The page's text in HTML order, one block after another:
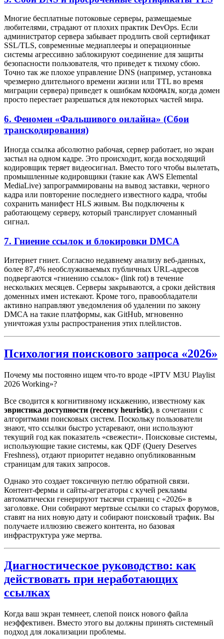
Многие бесплатные потоковые серверы, размещаемые
любителями, страдают от плохих практик DevOps. Если
администратор сервера забывает продлить свой сертификат
SSL/TLS, современные медиаплееры и операционные
системы агрессивно заблокируют соединение для защиты
безопасности пользователя, что приведет к тихому сбою.
Точно так же плохое управление DNS (например, установка
чрезмерно длительного времени жизни или TTL во время
миграции сервера) приведет к ошибкам NXDOMAIN, когда домен
просто перестает разрешаться для некоторых частей мира.
6. Феномен «Фальшивого онлайна» (Сбои
транскодирования)
Иногда ссылка абсолютно рабочая, сервер работает, но экран
застыл на одном кадре. Это происходит, когда восходящий
кодировщик теряет видеосигнал. Вместо того чтобы вылетать,
промышленные кодировщики (такие как AWS Elemental
MediaLive) запрограммированы на вывод заставки, черного
кадра или повторение последнего известного кадра, чтобы
сохранить манифест HLS живым. Вы подключены к
работающему серверу, который транслирует сломанный
сигнал.
7. Гниение ссылок и блокировки DMCA
Интернет гниет. Согласно недавнему анализу веб-данных,
более 87,4% необслуживаемых публичных URL-адресов
подвергаются «гниению ссылок» (link rot) в течение
нескольких месяцев. Серверы закрываются, а сроки действия
доменных имен истекают. Кроме того, правообладатели
активно направляют уведомления об удалении по закону
DMCA на такие платформы, как GitHub, мгновенно
уничтожая узлы распространения этих плейлистов.
Психология поискового запроса «2026»
Почему мы постоянно ищем что-то вроде «IPTV M3U Playlist
2026 Working»?
Все сводится к когнитивному искажению, известному как
эвристика доступности (recency heuristic), в сочетании с
алгоритмами поисковых систем. Поскольку пользователи
знают, что ссылки быстро устаревают, они используют
текущий год как показатель «свежести». Поисковые системы,
использующие такие системы, как QDF (Query Deserves
Freshness), отдают приоритет недавно опубликованным
страницам для таких запросов.
Однако это создает токсичную петлю обратной связи.
Контент-фермы и сайты-агрегаторы с кучей рекламы
автоматически генерируют тысячи страниц с «2026» в
заголовке. Они собирают мертвые ссылки со старых форумов,
ставят на них новую дату и собирают поисковый трафик. Вы
получаете иллюзию свежего контента, но базовая
инфраструктура уже мертва.
Диагностическое руководство: как
действовать при неработающих
ссылках
Когда ваш экран темнеет, слепой поиск нового файла
неэффективен. Вместо этого вы должны принять системный
подход для локализации проблемы.